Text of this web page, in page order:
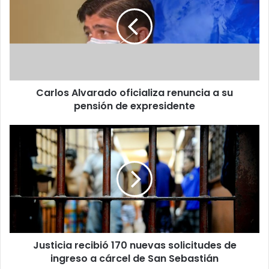
expresidente
Carlos Alvarado oficializa renuncia a su
pensión de expresidente
Justicia
nuevas
solicitudes
de
ingreso
cárcel
Justicia recibió 170 nuevas solicitudes de
ingreso a cárcel de San Sebastián